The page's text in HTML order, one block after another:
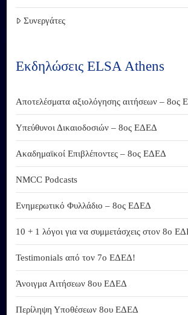
Συνεργάτες
Εκδηλώσεις ELSA Athens
Αποτελέσματα αξιολόγησης αιτήσεων – 8ος
Υπεύθυνοι Δικαιοδοσιών – 8ος ΕΔΕΔ
Ακαδημαϊκοί Επιβλέποντες – 8ος ΕΔΕΔ
NMCC Podcasts
Ενημερωτικό Φυλλάδιο – 8ος ΕΔΕΔ
10 + 1 λόγοι για να συμμετάσχεις στον 8ο
Testimonials από τον 7ο ΕΔΕΔ!
Άνοιγμα Αιτήσεων 8ου ΕΔΕΔ
Περίληψη Υποθέσεων 8ου ΕΔΕΔ